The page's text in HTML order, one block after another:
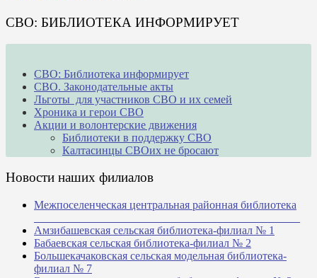
СВО: БИБЛИОТЕКА ИНФОРМИРУЕТ
СВО: Библиотека информирует
СВО. Законодательные акты
Льготы для участников СВО и их семей
Хроника и герои СВО
Акции и волонтерские движения
Библиотеки в поддержку СВО
Калтасинцы СВОих не бросают
Новости наших филиалов
Межпоселенческая центральная районная библиотека
Амзибашевская сельская библиотека-филиал № 1
Бабаевская сельская библиотека-филиал № 2
Большекачаковская сельская модельная библиотека-
филиал № 7